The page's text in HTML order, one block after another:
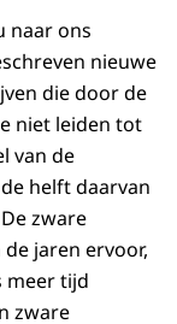
naar ons
nieuwe
die door de
niet leiden tot
van de
helft daarvan
zware
jaren ervoor,
meer tijd
zware